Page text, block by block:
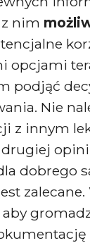
nim
opcjami
podjąć
Nie
z innym
drugiej
dobrego
zalecane.